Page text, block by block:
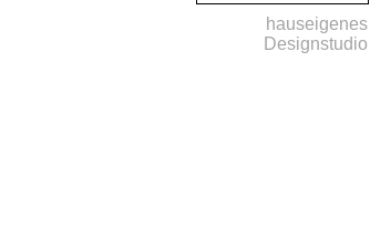
hauseigenes
Designstudio